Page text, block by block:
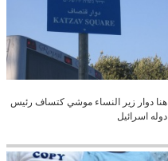
هنا دوار زير النساء موشي كتساف رئيس
دوله اسرائيل